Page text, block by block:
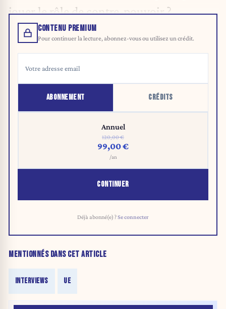
jouer le rôle de contre-pouvoir ?
CONTENU PREMIUM
Pour continuer la lecture, abonnez-vous ou utilisez un crédit.
ABONNEMENT CRÉDITS
Annuel
120,00 €
99,00 €
/an
CONTINUER
Déjà abonné(e) ?Se connecter
MENTIONNÉS DANS CET ARTICLE
INTERVIEWS UE